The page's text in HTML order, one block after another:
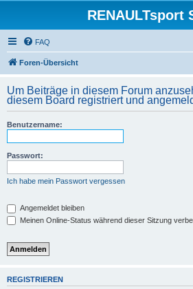
RENAULTsport
FAQ
Foren-Übersicht
Um Beiträge in diesem Forum
diesem Board registriert und
Benutzername:
Passwort:
Ich habe mein Passwort vergessen
Angemeldet bleiben
Meinen Online-Status während dieser Sitzung
REGISTRIEREN